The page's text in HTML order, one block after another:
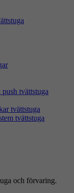
tvättstuga
tvättstuga
tvättstuga
och förvaring.